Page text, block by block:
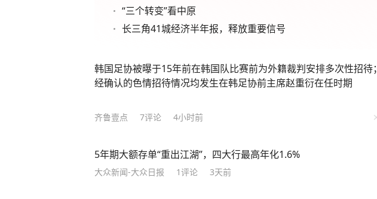
“三个转变”看中原
长三角41城经济半年报，释放重要信号
韩国足协被曝于15年前在韩国队比赛前为外籍裁判安排多次性招待；
经确认的色情招待情况均发生在韩足协前主席赵重衍在任时期
齐鲁壹点 7评论 4小时前
5年期大额存单“重出江湖”，四大行最高年化1.6%
大众新闻-大众日报 1评论 3天前